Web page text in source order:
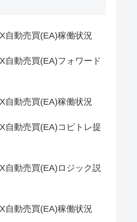
自動売買(EA)稼働状況
自動売買(EA)フォワード
自動売買(EA)稼働状況
自動売買(EA)コピトレ提
自動売買(EA)ロジック説
自動売買(EA)稼働状況